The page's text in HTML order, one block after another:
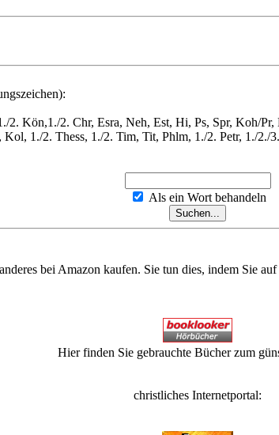
Kön,1./2. Chr, Esra, Neh, Est, Hi, Ps, Spr, Koh/
1./2. Thess, 1./2. Tim, Tit, Phlm, 1./2. Petr, 1./2./
Als ein Wort behandeln
bei Amazon kaufen. Sie tun dies, indem Sie
Hier finden Sie gebrauchte Bücher zum
christliches Internetportal: